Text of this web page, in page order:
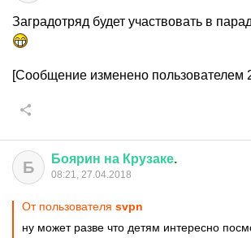
Заградотряд будет участвовать в
[Сообщение изменено пользователем
Б Боярин на Крузаке.
08:21, 27.04.2018
От пользователя svpn
ну может разве что детям интересно